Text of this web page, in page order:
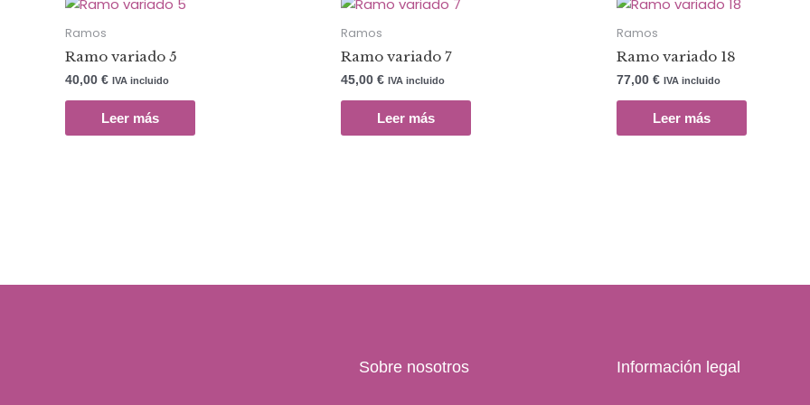
Ramos
Ramo variado 5
40,00 € IVA incluido
Leer más
Ramos
Ramo variado 7
45,00 € IVA incluido
Leer más
Ramos
Ramo variado 18
77,00 € IVA incluido
Leer más
Sobre nosotros Información legal